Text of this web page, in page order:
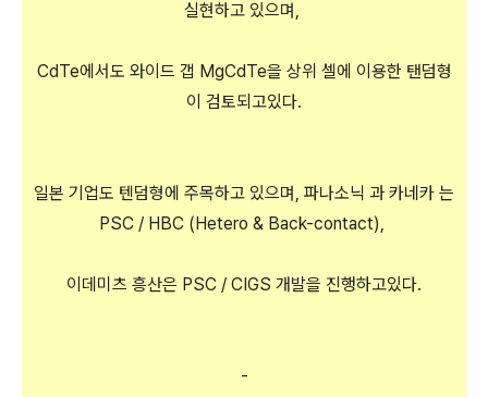
실현하고 있으며,
CdTe에서도 와이드 갭 MgCdTe을 상위 셀에 이용한 탠덤형
이 검토되고있다.
일본 기업도 텐덤형에 주목하고 있으며, 파나소닉 과 카네카 는
PSC / HBC (Hetero & Back-contact),
이데미츠 흥산은 PSC / CIGS 개발을 진행하고있다.
-